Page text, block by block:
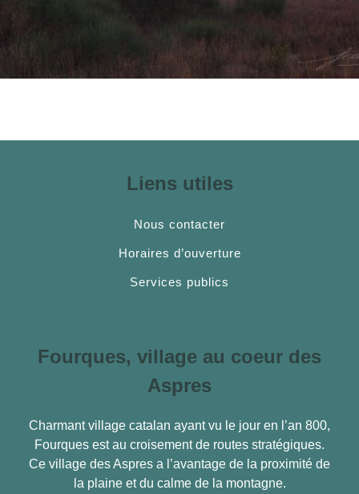
Liens utiles
Nous contacter
Horaires d’ouverture
Services publics
Fourques, village au coeur des
Aspres
Charmant village catalan ayant vu le jour en l’an 800,
Fourques est au croisement de routes stratégiques.
Ce village des Aspres a l’avantage de la proximité de
la plaine et du calme de la montagne.